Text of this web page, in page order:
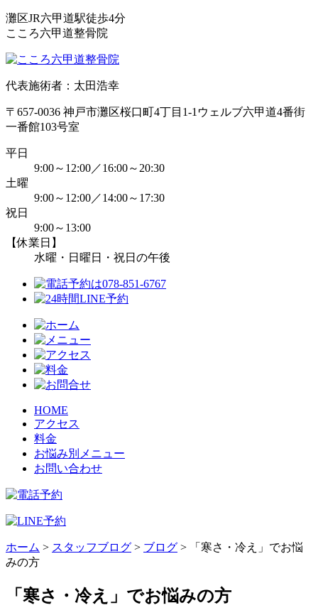
灘区JR六甲道駅徒歩4分
こころ六甲道整骨院
代表施術者：太田浩幸
〒657-0036 神戸市灘区桜口町4丁目1-1ウェルブ六甲道4番街
一番館103号室
平日
9:00～12:00／16:00～20:30
土曜
9:00～12:00／14:00～17:30
祝日
9:00～13:00
【休業日】
水曜・日曜日・祝日の午後
HOME
アクセス
料金
お悩み別メニュー
お問い合わせ
ホーム > スタッフブログ > ブログ >
「寒さ・冷え」でお悩
みの方
「寒さ・冷え」でお悩みの方